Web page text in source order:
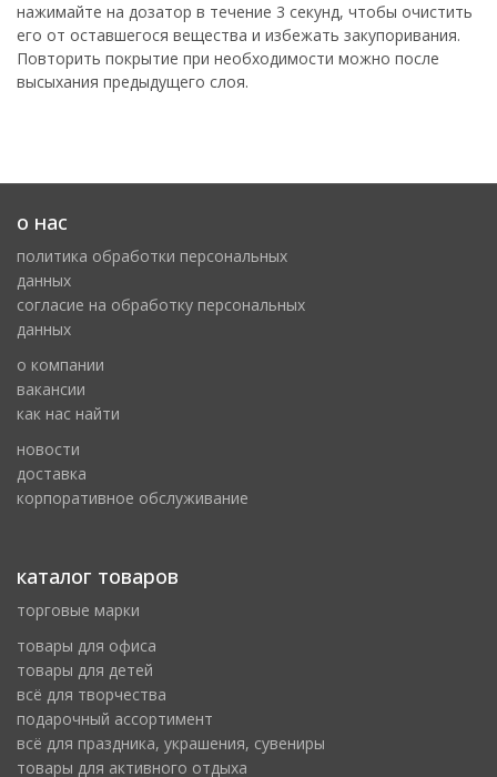
нажимайте на дозатор в течение 3 секунд, чтобы очистить
его от оставшегося вещества и избежать закупоривания.
Повторить покрытие при необходимости можно после
высыхания предыдущего слоя.
о нас
политика обработки персональных
данных
cогласие на обработку персональных
данных
о компании
вакансии
как нас найти
новости
доставка
корпоративное обслуживание
каталог товаров
торговые марки
товары для офиса
товары для детей
всё для творчества
подарочный ассортимент
всё для праздника, украшения, сувениры
товары для активного отдыха